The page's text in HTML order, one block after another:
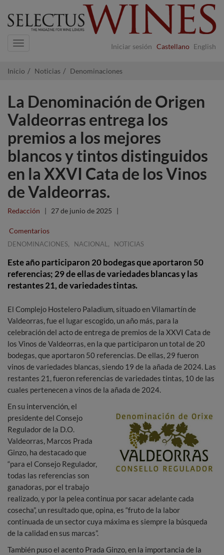
Iniciar sesión Castellano English
Navigation
Inicio Noticias Denominaciones
La Denominación de Origen
Valdeorras entrega los
premios a los mejores
blancos y tintos distinguidos
en la XXVI Cata de los Vinos
de Valdeorras.
Redacción | 27 de junio de 2025 |
Comentarios
DENOMINACIONES, NACIONAL , NOTICIAS
Este año participaron 20 bodegas que aportaron 50
referencias; 29 de ellas de variedades blancas y las
restantes 21, de variedades tintas.
El Complejo Hostelero Paladium, situado en Vilamartín de
Valdeorras, fue el lugar escogido, un año más, para la
celebración del acto de entrega de premios de la XXVI Cata de
los Vinos de Valdeorras, en la que participaron un total de 20
bodegas, que aportaron 50 referencias. De ellas, 29 fueron
vinos de variedades blancas, siendo 19 de la añada de 2024. Las
restantes 21, fueron referencias de variedades tintas, 10 de las
cuales pertenecen a vinos de la añada de 2024.
En su intervención, el
presidente del Consejo
Regulador de la D.O.
Valdeorras, Marcos Prada
Ginzo, ha destacado que
“para el Consejo Regulador,
todas las referencias son
ganadoras, por el trabajo
realizado, y por la pelea continua por sacar adelante cada
cosecha”, un resultado que, opina, es “fruto de la labor
continuada de un sector cuya máxima es siempre la búsqueda
de la calidad en sus marcas”.
También puso el acento Prada Ginzo, en la importancia de la